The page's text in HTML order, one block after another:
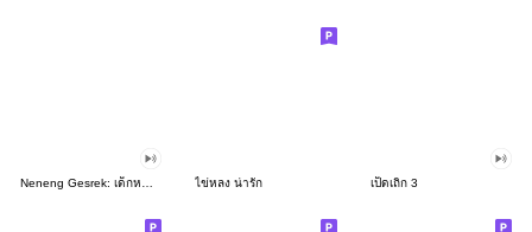
ไข่หลง น่ารัก เป็ดเถิก 3